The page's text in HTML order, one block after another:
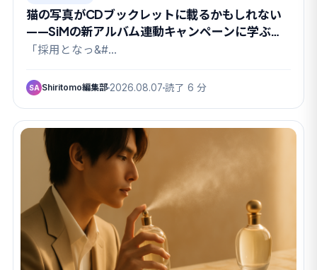
猫の写真がCDブックレットに載るかもしれない
——SiMの新アルバム連動キャンペーンに学ぶ
UGC設計
「採用となっ&#…
SA Shiritomo編集部 2026.08.07 読了 6 分